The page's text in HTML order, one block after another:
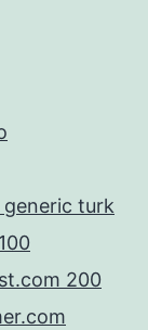
turk
200